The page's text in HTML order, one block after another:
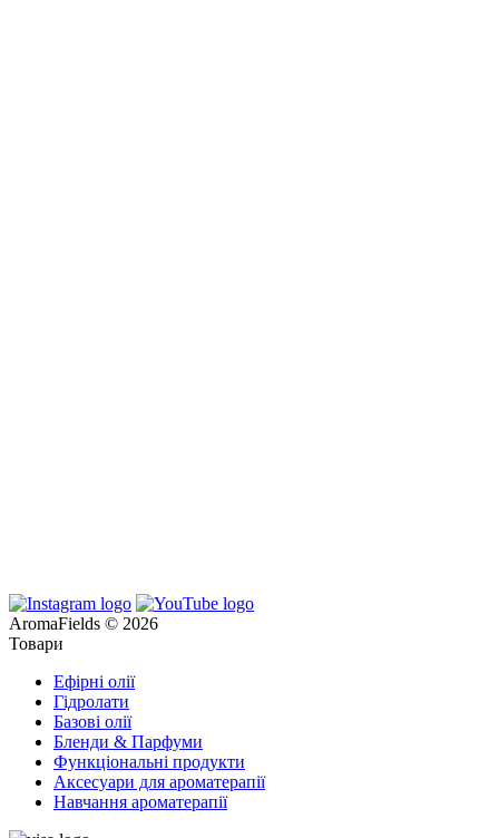
AromaFields © 2026
Товари
Ефірні олії
Гідролати
Базові олії
Бленди & Парфуми
Функціональні продукти
Аксесуари для ароматерапії
Навчання ароматерапії